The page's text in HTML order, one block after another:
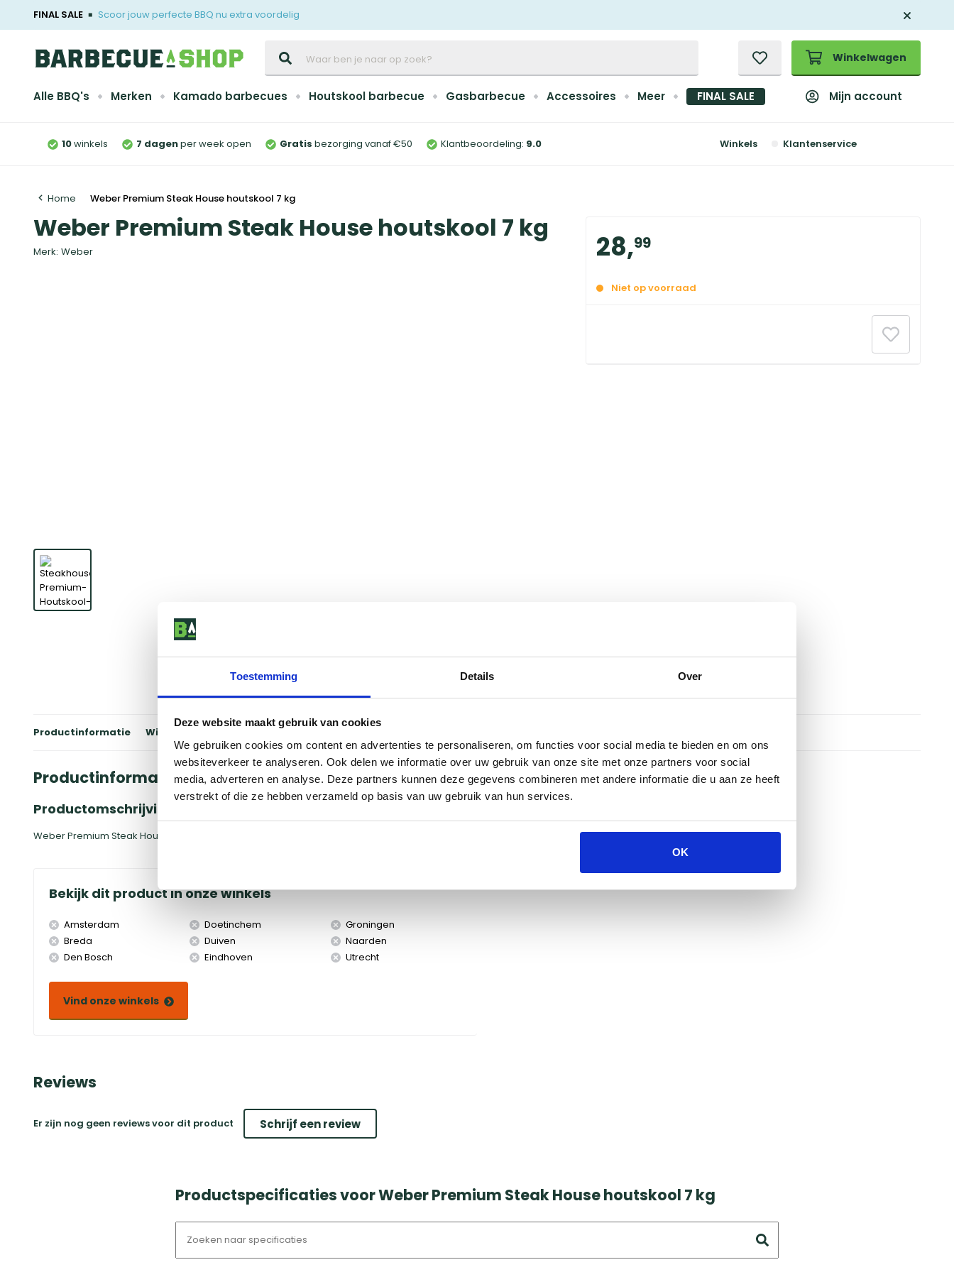
Toestemming Details Over
Deze website maakt gebruik van cookies
We gebruiken cookies om content en advertenties te personaliseren, om functies voor social media te bieden en om ons
websiteverkeer te analyseren. Ook delen we informatie over uw gebruik van onze site met onze partners voor social
media, adverteren en analyse. Deze partners kunnen deze gegevens combineren met andere informatie die u aan ze heeft
verstrekt of die ze hebben verzameld op basis van uw gebruik van hun services.
OK
FINAL SALE Scoor jouw perfecte BBQ nu extra voordelig
Winkelwagen
Alle BBQ's Merken Kamado barbecues Houtskool barbecue Gasbarbecue Accessoires Meer FINAL SALE Mijn account
10winkels 7 dagenper week open Gratis bezorging vanaf €50 Klantbeoordeling: 9.0 Winkels Klantenservice
Home Weber Premium Steak House houtskool 7 kg
Weber Premium Steak House houtskool 7 kg
Merk: Weber 28,99
Niet op voorraad
Productinformatie Winkels Specificaties
Productinformatie
Productomschrijving
Weber Premium Steak House Houtskool is hoogwaardig houtskool. De zak heeft een inhoud van 7 kg.
Bekijk dit product in onze winkels
Amsterdam
Breda
Den Bosch
Doetinchem
Duiven
Eindhoven
Groningen
Naarden
Utrecht
Vind onze winkels
Reviews
Er zijn nog geen reviews voor dit product Schrijf een review
Productspecificaties voor Weber Premium Steak House houtskool 7 kg